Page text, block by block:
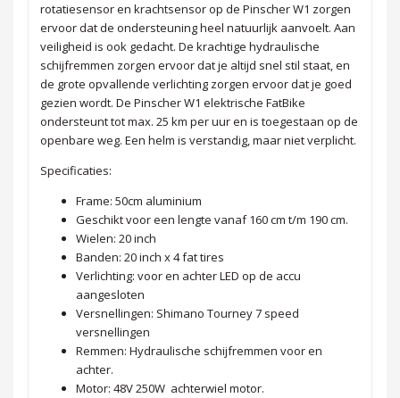
rotatiesensor en krachtsensor op de Pinscher W1 zorgen
ervoor dat de ondersteuning heel natuurlijk aanvoelt. Aan
veiligheid is ook gedacht. De krachtige hydraulische
schijfremmen zorgen ervoor dat je altijd snel stil staat, en
de grote opvallende verlichting zorgen ervoor dat je goed
gezien wordt. De Pinscher W1 elektrische FatBike
ondersteunt tot max. 25 km per uur en is toegestaan op de
openbare weg. Een helm is verstandig, maar niet verplicht.
Specificaties:
Frame: 50cm aluminium
Geschikt voor een lengte vanaf 160 cm t/m 190 cm.
Wielen: 20 inch
Banden: 20 inch x 4 fat tires
Verlichting: voor en achter LED op de accu
aangesloten
Versnellingen: Shimano Tourney 7 speed
versnellingen
Remmen: Hydraulische schijfremmen voor en
achter.
Motor: 48V 250W achterwiel motor.